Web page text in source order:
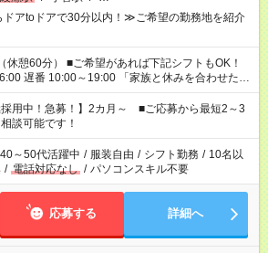
アtoドアで30分以内！≫ご希望の勤務地を紹介
があれば下記シフトもOK！
～19:00 「家族と休みを合わせた
持って夕飯の準備がしたい」 「できれば残業はし
ご希望を教えてくださいね。 ※Wワーク希望
のお仕事で希望する勤務時間と、もう1つのお仕事
合計で週40時間を超える場合は応募できません。
採用中！急募！】2カ月～ ■ご応募から最短2～3
談可能です！
40～50代活躍中 / 服装自由 / シフト勤務 / 10名以
/ 電話対応なし / パソコンスキル不要
応募する 詳細へ